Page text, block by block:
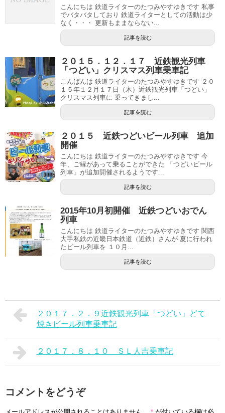
こんにちは 鉄道ライターのたつみやすゆきです 私事
でバタバタしており 鉄道ライターとしての活動は少
なく・・・ 更新もままならない...
記事を読む
２０１５．１２．１７ 近鉄観光列車
「つどい」クリスマス列車乗車記
こんばんは 鉄道ライターのたつみやすゆきです ２０
１５年１２月１７日（木）近鉄観光列車「つどい」
クリスマス列車に 乗ってきまし...
記事を読む
２０１５ 近鉄つどいビール列車 追加
開催
こんにちは 鉄道ライターのたつみやすゆきです 今
年、ご縁があって乗ることができた 「つどいビール
列車」が追加開催されるようです...
記事を読む
2015年10月初開催 近鉄つどいおでん
列車
こんにちは 鉄道ライターのたつみやすゆきです 関西
大手私鉄の近畿日本鉄道（近鉄）さんが 夏に行われ
たビール列車を １０月...
記事を読む
２０１７．２．９近鉄観光列車「つどい」どて
焼きビール列車乗車記
２０１７．８．１０ ＳＬ人吉乗車記
コメントをどうぞ